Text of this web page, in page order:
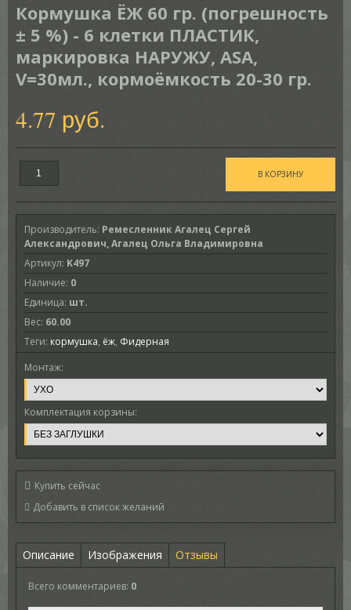
Кормушка ЁЖ 60 гр. (погрешность
± 5 %) - 6 клетки ПЛАСТИК,
маркировка НАРУЖУ, ASA,
V=30мл., кормоёмкость 20-30 гр.
4.77 руб.
Производитель: Ремесленник Агалец Сергей
Александрович, Агалец Ольга Владимировна
Артикул: K497
Наличие: 0
Единица: шт.
Вес: 60.00
Теги: кормушка, ёж, Фидерная
Монтаж:
Комплектация корзины:
Купить сейчас
Описание Изображения Отзывы
Всего комментариев: 0